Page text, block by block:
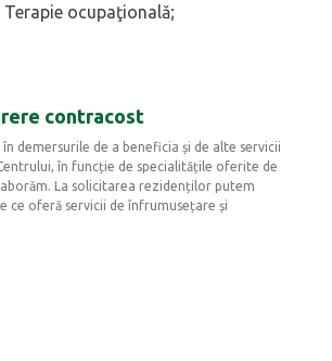
Terapie ocupaţională;
contracost
demersurile de a beneficia și de alte servicii
în funcție de specialitățile oferite de
La solicitarea rezidenților putem
ce oferă servicii de înfrumusețare și